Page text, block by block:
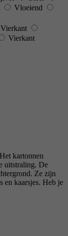
Vloeiend
Vierkant
Vierkant
kartonnen
uitstraling. De
Ze zijn
en kaarsjes. Heb je